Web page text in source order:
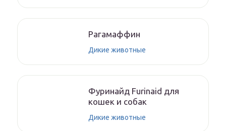
Рагамаффин
Дикие животные
Фуринайд Furinaid для
кошек и собак
Дикие животные